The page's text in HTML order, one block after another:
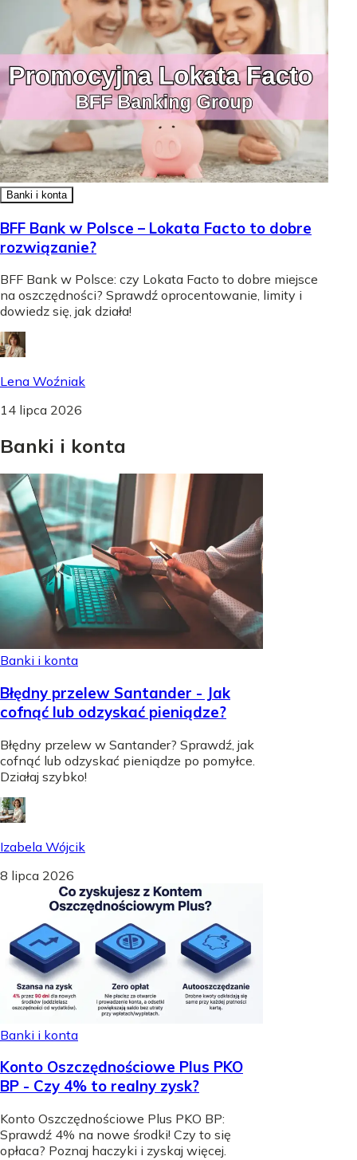
Banki i konta
BFF Bank w Polsce – Lokata Facto to dobre
rozwiązanie?
BFF Bank w Polsce: czy Lokata Facto to dobre miejsce
na oszczędności? Sprawdź oprocentowanie, limity i
dowiedz się, jak działa!
Lena Woźniak
14 lipca 2026
Banki i konta
Banki i konta
Błędny przelew Santander - Jak
cofnąć lub odzyskać pieniądze?
Błędny przelew w Santander? Sprawdź, jak
cofnąć lub odzyskać pieniądze po pomyłce.
Działaj szybko!
Izabela Wójcik
8 lipca 2026
Banki i konta
Konto Oszczędnościowe Plus PKO
BP - Czy 4% to realny zysk?
Konto Oszczędnościowe Plus PKO BP:
Sprawdź 4% na nowe środki! Czy to się
opłaca? Poznaj haczyki i zyskaj więcej.